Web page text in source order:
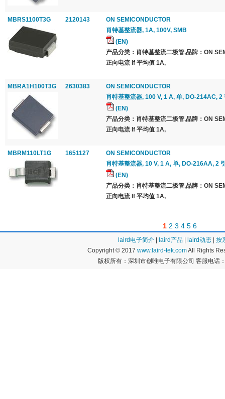
MBRS1100T3G 2120143
ON SEMICONDUCTOR
肖特基整流器, 1A, 100V, SMB
(EN)
产品分类：肖特基整流二极管,品牌：ON
正向电流 If 平均值 1A,
MBRA1H100T3G 2630383
ON SEMICONDUCTOR
肖特基整流器, 100 V, 1 A, 单, DO-214AC, 2
(EN)
产品分类：肖特基整流二极管,品牌：ON
正向电流 If 平均值 1A,
MBRM110LT1G 1651127
ON SEMICONDUCTOR
肖特基整流器, 10 V, 1 A, 单, DO-216AA, 2
(EN)
产品分类：肖特基整流二极管,品牌：ON
正向电流 If 平均值 1A,
1 2 3 4 5 6
laird电子简介 laird产品 laird动态
按
Copyright © 2017 www.laird-tek.comAll Rights
版权所有：深圳市创唯电子有限公司 客服电话